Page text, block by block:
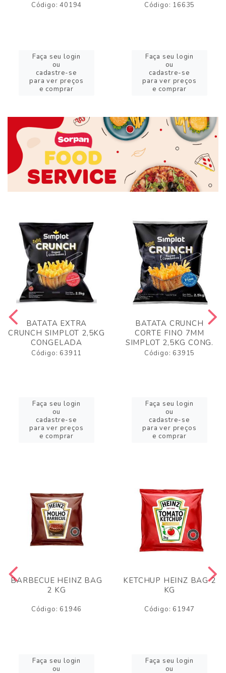
Código: 40194
Faça seu login
ou
cadastre-se
para ver preços
e comprar
Código: 16635
Faça seu login
ou
cadastre-se
para ver preços
e comprar
BATATA EXTRA
CRUNCH SIMPLOT 2,5KG
CONGELADA
Código: 63911
Faça seu login
ou
cadastre-se
para ver preços
e comprar
BATATA CRUNCH
CORTE FINO 7MM
SIMPLOT 2,5KG CONG.
Código: 63915
Faça seu login
ou
cadastre-se
para ver preços
e comprar
BARBECUE HEINZ BAG
2 KG
Código: 61946
Faça seu login
ou
KETCHUP HEINZ BAG 2
KG
Código: 61947
Faça seu login
ou